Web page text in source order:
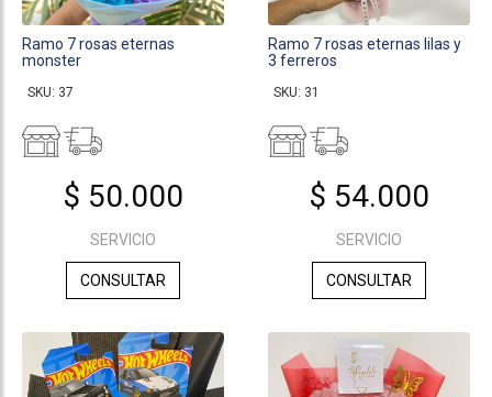
Ramo 7 rosas eternas
monster
SKU: 37
$ 50.000
SERVICIO
CONSULTAR
Ramo 7 rosas eternas lilas y
3 ferreros
SKU: 31
$ 54.000
SERVICIO
CONSULTAR